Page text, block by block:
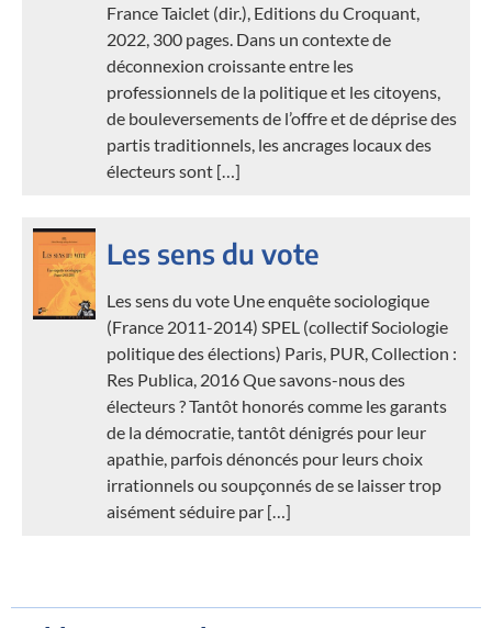
France Taiclet (dir.), Editions du Croquant,
2022, 300 pages. Dans un contexte de
déconnexion croissante entre les
professionnels de la politique et les citoyens,
de bouleversements de l’offre et de déprise des
partis traditionnels, les ancrages locaux des
électeurs sont […]
Les sens du vote
Les sens du vote Une enquête sociologique
(France 2011-2014) SPEL (collectif Sociologie
politique des élections) Paris, PUR, Collection :
Res Publica, 2016 Que savons-nous des
électeurs ? Tantôt honorés comme les garants
de la démocratie, tantôt dénigrés pour leur
apathie, parfois dénoncés pour leurs choix
irrationnels ou soupçonnés de se laisser trop
aisément séduire par […]